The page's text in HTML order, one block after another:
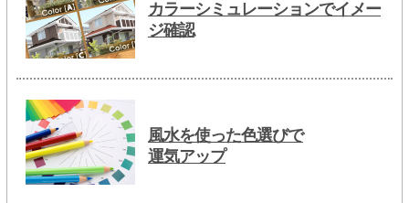
カラーシミュレーションでイメー
ジ確認
風水を使った色選びで
運気アップ